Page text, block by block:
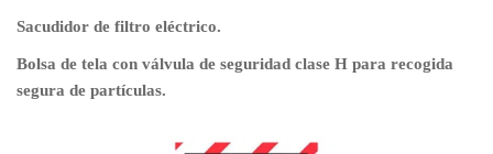
Sacudidor de filtro eléctrico.
Bolsa de tela con válvula de seguridad clase H para recogida
segura de partículas.